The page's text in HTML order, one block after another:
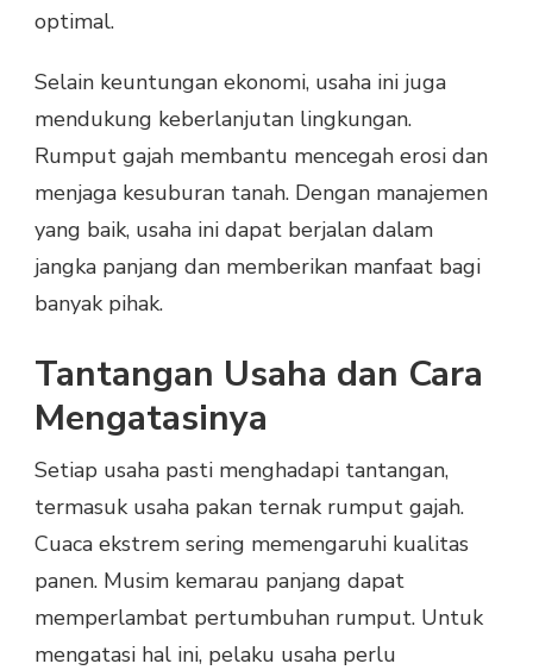
optimal.
Selain keuntungan ekonomi, usaha ini juga
mendukung keberlanjutan lingkungan.
Rumput gajah membantu mencegah erosi dan
menjaga kesuburan tanah. Dengan manajemen
yang baik, usaha ini dapat berjalan dalam
jangka panjang dan memberikan manfaat bagi
banyak pihak.
Tantangan Usaha dan Cara
Mengatasinya
Setiap usaha pasti menghadapi tantangan,
termasuk usaha pakan ternak rumput gajah.
Cuaca ekstrem sering memengaruhi kualitas
panen. Musim kemarau panjang dapat
memperlambat pertumbuhan rumput. Untuk
mengatasi hal ini, pelaku usaha perlu